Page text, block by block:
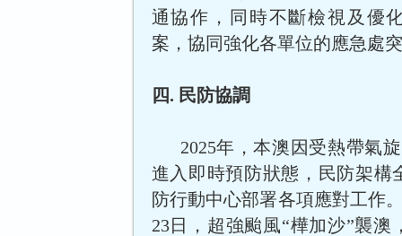
通協作，同時不斷檢視及優
案，協同強化各單位的應急處
四. 民防協調
2025年，本澳因受熱帶氣
進入即時預防狀態，民防架構
防行動中心部署各項應對工作
23日，超強颱風“樺加沙”襲澳